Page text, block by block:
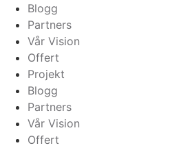
Blogg
Partners
Vår Vision
Offert
Projekt
Blogg
Partners
Vår Vision
Offert